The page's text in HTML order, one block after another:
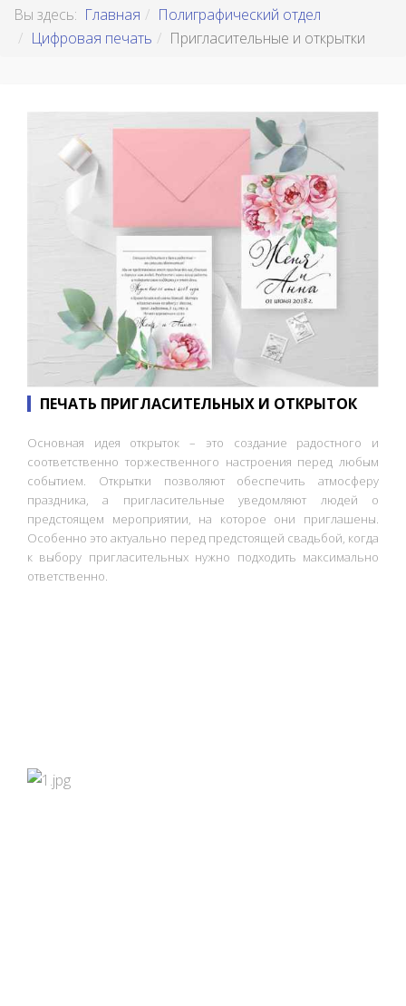
Вы здесь: Главная
Полиграфический отдел
Цифровая печать
Пригласительные и открытки
ПЕЧАТЬ ПРИГЛАСИТЕЛЬНЫХ И ОТКРЫТОК
Основная идея открыток – это создание радостного и
соответственно торжественного настроения перед любым
событием. Открытки позволяют обеспечить атмосферу
праздника, а пригласительные уведомляют людей о
предстоящем мероприятии, на которое они приглашены.
Особенно это актуально перед предстоящей свадьбой, когда
к выбору пригласительных нужно подходить максимально
ответственно.